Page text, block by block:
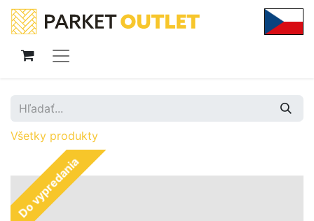
Všetky produkty
Do vypredania